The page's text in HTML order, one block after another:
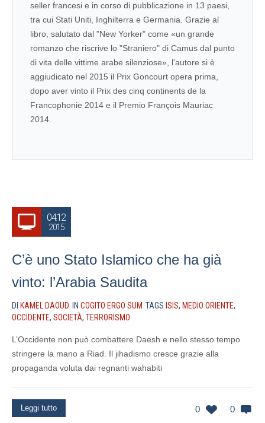
seller francesi e in corso di pubblicazione in 13 paesi,
tra cui Stati Uniti, Inghilterra e Germania. Grazie al
libro, salutato dal "New Yorker" come «un grande
romanzo che riscrive lo "Straniero" di Camus dal punto
di vita delle vittime arabe silenziose», l'autore si è
aggiudicato nel 2015 il Prix Goncourt opera prima,
dopo aver vinto il Prix des cinq continents de la
Francophonie 2014 e il Premio François Mauriac
2014.
04.12
2015
C’è uno Stato Islamico che ha già
vinto: l’Arabia Saudita
DI KAMEL DAOUD IN COGITO ERGO SUM TAGS ISIS, MEDIO ORIENTE,
OCCIDENTE, SOCIETÀ, TERRORISMO
L’Occidente non può combattere Daesh e nello stesso tempo
stringere la mano a Riad. Il jihadismo cresce grazie alla
propaganda voluta dai regnanti wahabiti
0 0
Leggi tutto